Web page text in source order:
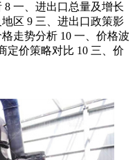
一、进出口总量及增长
区 9 三、进出口政策影
走势分析 10 一、价格波
定价策略对比 10 三、价